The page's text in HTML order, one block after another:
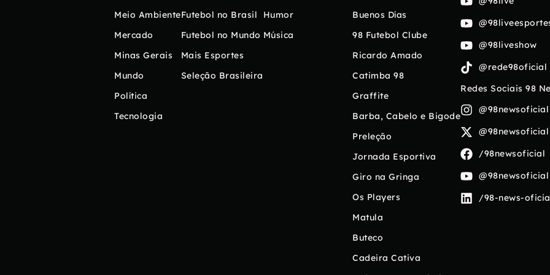
Meio Ambiente
Mercado
Minas Gerais
Mundo
Política
Tecnologia
Futebol no Brasil
Futebol no Mundo
Mais Esportes
Seleção Brasileira
Humor
Música
Buenos Días
98 Futebol Clube
Ricardo Amado
Catimba 98
Graffite
Barba, Cabelo e Bigode
Preleção
Jornada Esportiva
Giro na Gringa
Os Players
Matula
Buteco
Cadeira Cativa
@98liveshow
@rede98oficial
Redes Sociais 98
@98newsoficial
@98newsoficial
/98newsoficial
@98newsoficial
/98-news-